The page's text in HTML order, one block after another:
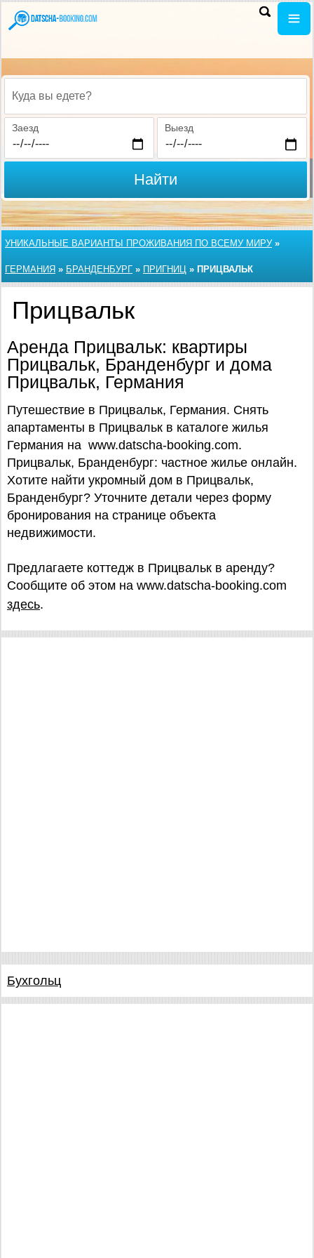
Куда вы едете?
Заезд Выезд
Найти
УНИКАЛЬНЫЕ ВАРИАНТЫ ПРОЖИВАНИЯ ПО ВСЕМУ МИРУ»
ГЕРМАНИЯ » БРАНДЕНБУРГ » ПРИГНИЦ » ПРИЦВАЛЬК
Прицвальк
Аренда Прицвальк: квартиры
Прицвальк, Бранденбург и дома
Прицвальк, Германия
Путешествие в Прицвальк, Германия. Снять
апартаменты в Прицвальк в каталоге жилья
Германия на www.datscha-booking.com.
Прицвальк, Бранденбург: частное жилье онлайн.
Хотите найти укромный дом в Прицвальк,
Бранденбург? Уточните детали через форму
бронирования на странице объекта
недвижимости.
Предлагаете коттедж в Прицвальк в аренду?
Сообщите об этом на www.datscha-booking.com
здесь.
Бухгольц